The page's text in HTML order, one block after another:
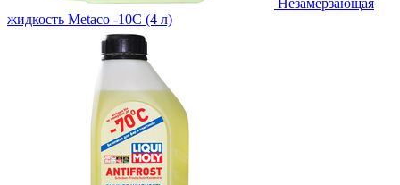
Незамерзающая
жидкость Metaco -10C (4 л)